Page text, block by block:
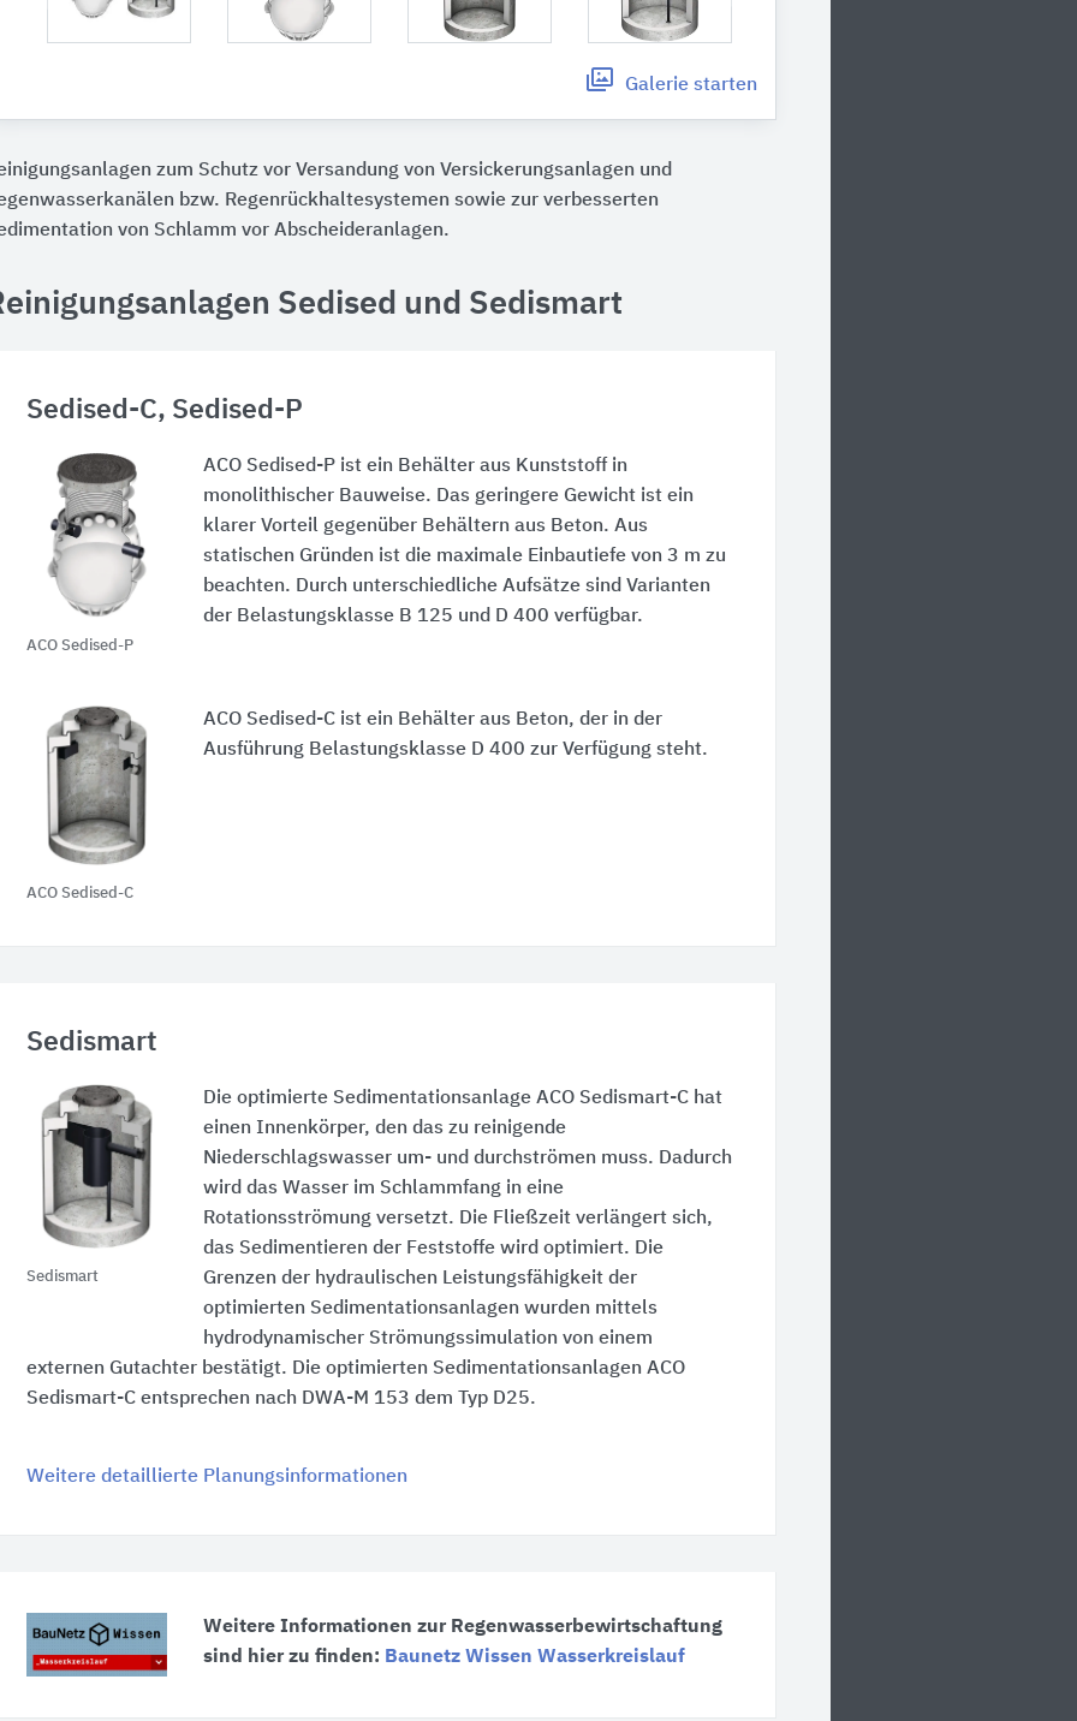
Galerie starten
zum Schutz vor Versandung von Versickerungsanlagen und
bzw. Regenrückhaltesystemen sowie zur verbesserten
von Schlamm vor Abscheideranlagen.
Sedised und Sedismart
Sedised-C, Sedised-P
ACO Sedised-P
ACO Sedised-Pist ein Behälter aus Kunststoff in
monolithischer Bauweise. Das geringere Gewicht ist ein
klarer Vorteil gegenüber Behältern aus Beton. Aus
statischen Gründen ist die maximale Einbautiefe von 3 m zu
beachten. Durch unterschiedliche Aufsätze sind Varianten
der Belastungsklasse B 125 und D 400 verfügbar.
ACO Sedised-C
ACO Sedised-Cist ein Behälter aus Beton, der in der
Ausführung Belastungsklasse D 400 zur Verfügung steht.
Sedismart
Sedismart
Die optimierte Sedimentationsanlage ACO Sedismart-C hat
einen Innenkörper, den das zu reinigende
Niederschlagswasser um- und durchströmen muss. Dadurch
wird das Wasser im Schlammfang in eine
Rotationsströmung versetzt. Die Fließzeit verlängert sich,
das Sedimentieren der Feststoffe wird optimiert. Die
Grenzen der hydraulischen Leistungsfähigkeit der
optimierten Sedimentationsanlagen wurden mittels
hydrodynamischer Strömungssimulation von einem
externen Gutachter bestätigt. Die optimierten Sedimentationsanlagen ACO
Sedismart-C entsprechen nach DWA-M 153 dem Typ D25.
Weitere detaillierte Planungsinformationen
Weitere Informationen zur Regenwasserbewirtschaftung
sind hier zu finden: Baunetz Wissen Wasserkreislauf